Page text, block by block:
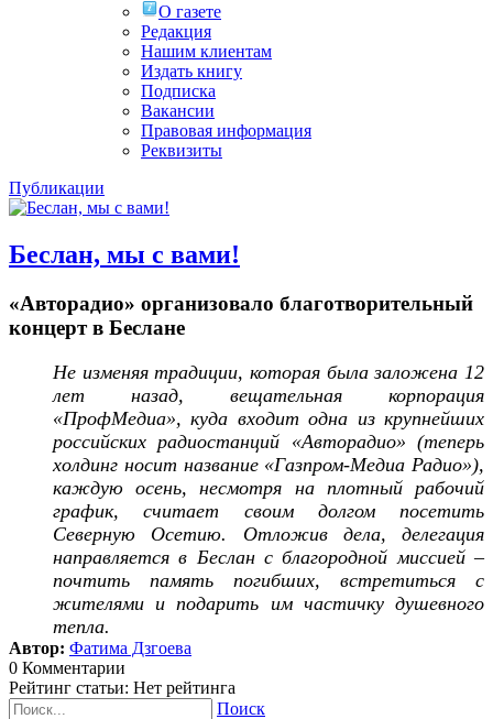
О газете
Редакция
Нашим клиентам
Издать книгу
Подписка
Вакансии
Правовая информация
Реквизиты
Публикации
Беслан, мы с вами!
«Авторадио» организовало благотворительный
концерт в Беслане
Не изменяя традиции, которая была заложена 12
лет назад, вещательная корпорация
«ПрофМедиа», куда входит одна из крупнейших
российских радиостанций «Авторадио» (теперь
холдинг носит название «Газпром-Медиа Радио»),
каждую осень, несмотря на плотный рабочий
график, считает своим долгом посетить
Северную Осетию. Отложив дела, делегация
направляется в Беслан с благородной миссией –
почтить память погибших, встретиться с
жителями и подарить им частичку душевного
тепла.
Автор: Фатима Дзгоева
0 Комментарии
Рейтинг статьи: Нет рейтинга
Поиск